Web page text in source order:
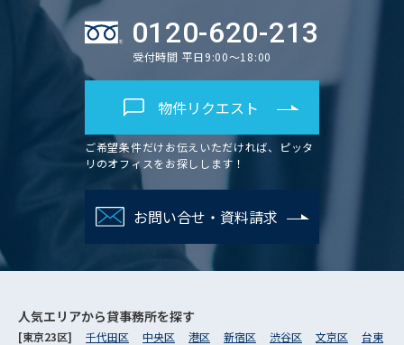
0120-620-213
受付時間 平日9:00～18:00
物件リクエスト
ご希望条件だけお伝えいただければ、ピッタ
リのオフィスをお探しします！
お問い合せ・資料請求
人気エリアから貸事務所を探す
[東京23区] 千代田区 中央区 港区 新宿区 渋谷区 文京区
台東